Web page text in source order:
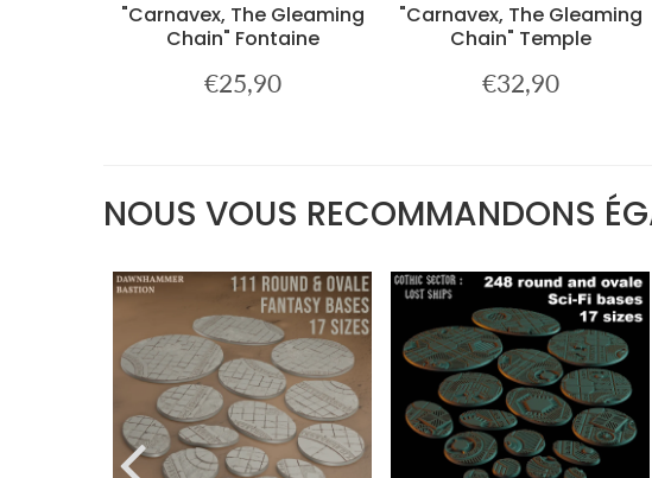
"Carnavex, The Gleaming
Chain" Fontaine
Prix
€25,90€25,90
"Carnavex, The Gleaming
Chain" Temple
Prix
€32,90€32,90
NOUS VOUS RECOMMANDONS